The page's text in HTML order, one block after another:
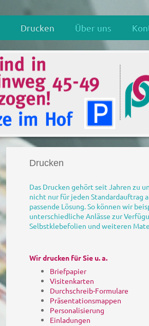
Drucken Über uns
Drucken
Das Drucken gehört seit Jahren zu
nicht nur für jeden Standardauftrag
passende Lösung. So können wir
unterschiedliche Anlässe zur
Selbstklebefolien und weiteren
Wir drucken für Sie u. a.
Briefpapier
Visitenkarten
Durchschreib-Formulare
Präsentationsmappen
Personalisierung
Einladungen